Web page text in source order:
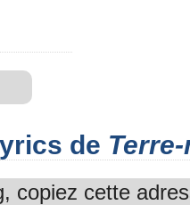
de
copiez cette